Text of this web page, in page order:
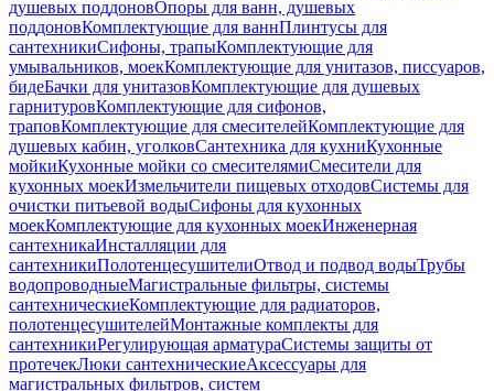
душевых поддоновОпоры для ванн, душевых
поддоновКомплектующие для ваннПлинтусы для
сантехникиСифоны, трапыКомплектующие для
умывальников, моекКомплектующие для унитазов, писсуаров,
бидеБачки для унитазовКомплектующие для душевых
гарнитуровКомплектующие для сифонов,
траповКомплектующие для смесителейКомплектующие для
душевых кабин, уголковСантехника для кухниКухонные
мойкиКухонные мойки со смесителямиСмесители для
кухонных моекИзмельчители пищевых отходовСистемы для
очистки питьевой водыСифоны для кухонных
моекКомплектующие для кухонных моекИнженерная
сантехникаИнсталляции для
сантехникиПолотенцесушителиОтвод и подвод водыТрубы
водопроводныеМагистральные фильтры, системы
сантехническиеКомплектующие для радиаторов,
полотенцесушителейМонтажные комплекты для
сантехникиРегулирующая арматураСистемы защиты от
протечекЛюки сантехническиеАксессуары для
магистральных фильтров, систем